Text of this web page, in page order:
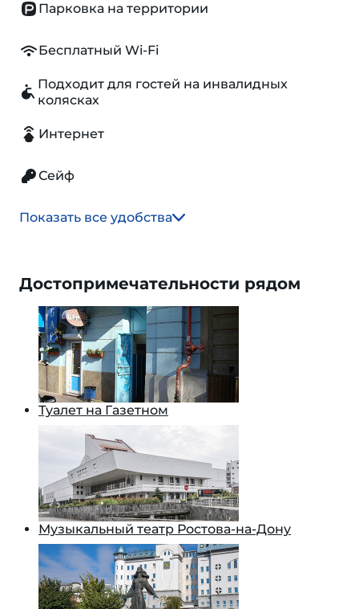
Парковка на территории
Бесплатный Wi-Fi
Подходит для гостей на инвалидных
колясках
Интернет
Сейф
Показать все удобства
Достопримечательности рядом
Туалет на Газетном
Музыкальный театр Ростова-на-Дону